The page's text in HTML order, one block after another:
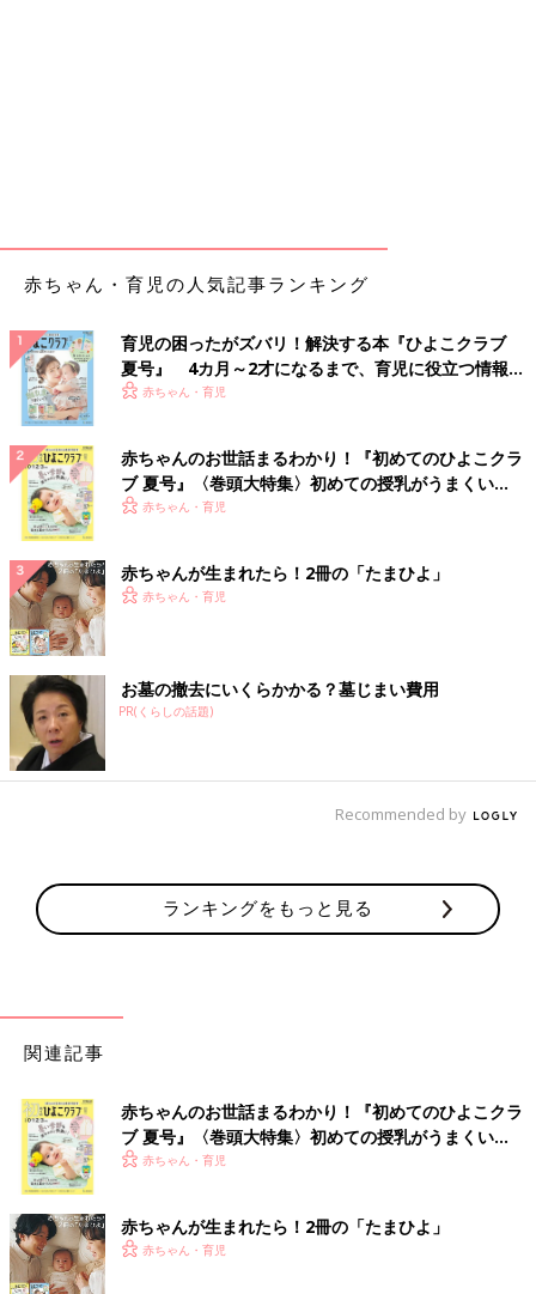
た。ここからアレルギー研究はどのように進んでいったのでしょ
うか。
山本先生（以下敬称略）食物アレルギーはアレルゲンを食べるこ
いるということが重要なポイントではないか、と考えられ始めま
した。そこでいろいろな実証研究が行われるようになります。
2015年に、生後4カ月から11カ月未満で湿疹と卵アレルギーのあ
る赤ちゃんを対象に、ピーナツを摂取したグループと除去したグ
ループに分けて生後60カ月のときにピーナツアレルギーがあるか
を調べる研究（LEAPスタディ）が行われました。
――ピーナツを摂取していた赤ちゃんのほうがアレルギーの発症
率を抑えられていたのでしょうか。
山本 はい。ピーナツを食べさせたほうが、食べさせなかった子
に比べて相対的に8割も発症を抑えられることがわかりました。
これにより、アレルギーのリスクが高い子どもについては、ピー
ナツを早く与えることでアレルギーの発症の多くを抑えられるこ
2017年、卵アレルギー予防にも大変革が
赤ちゃん・育児の人気記事ランキング
育児の困ったがズバリ！解決する本『ひよこクラブ
夏号』 4カ月～2才になるまで、育児に役立つ情報が
いっぱい！
赤ちゃん・育児
赤ちゃんのお世話まるわかり！『初めてのひよこクラ
ブ 夏号』〈巻頭大特集〉初めての授乳がうまくい
く！ おっぱい・ミルクの基本と夏のトラブル 解決テ
赤ちゃん・育児
赤ちゃんが生まれたら！2冊の「たまひよ」
赤ちゃん・育児
お墓の撤去にいくらかかる？墓じまい費用
PR(くらしの話題)
Recommended by
ランキングをもっと見る
関連記事
赤ちゃんのお世話まるわかり！『初めてのひよこクラ
ブ 夏号』〈巻頭大特集〉初めての授乳がうまくい
く！ おっぱい・ミルクの基本と夏のトラブル 解決テ
赤ちゃん・育児
赤ちゃんが生まれたら！2冊の「たまひよ」
赤ちゃん・育児